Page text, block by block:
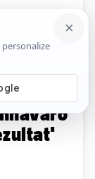
Komentari
može